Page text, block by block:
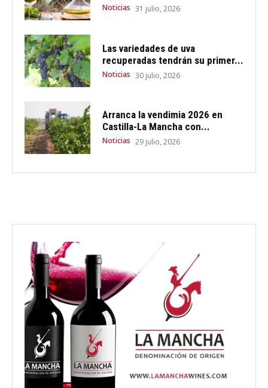
Noticias 31 julio, 2026
Las variedades de uva
recuperadas tendrán su primer...
Noticias 30 julio, 2026
Arranca la vendimia 2026 en
Castilla-La Mancha con...
Noticias 29 julio, 2026